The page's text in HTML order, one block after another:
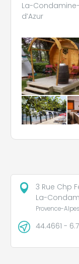
La-
d’Azur
3 Rue Chp
La-
Provence-
44.4661 -